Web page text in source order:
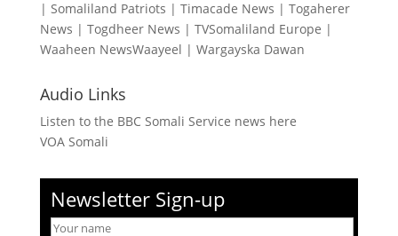
| Somaliland Patriots | Timacade News | Togaherer
News | Togdheer News | TVSomaliland Europe |
Waaheen NewsWaayeel | Wargayska Dawan
Audio Links
Listen to the BBC Somali Service news here
VOA Somali
Newsletter Sign-up